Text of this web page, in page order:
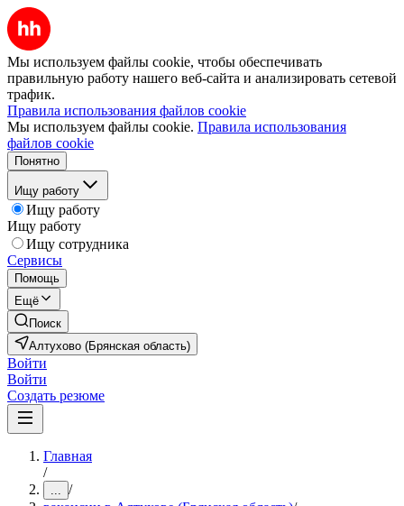
Мы используем файлы cookie, чтобы обеспечивать
правильную работу нашего веб-сайта и анализировать сетевой
трафик.
Правила использования файлов cookie
Мы используем файлы cookie. Правила использования
файлов cookie
Понятно
Ищу работу
Ищу работу
Ищу работу
Ищу сотрудника
Сервисы
Помощь
Ещё
Поиск
Алтухово (Брянская область)
Войти
Войти
Создать резюме
Главная
/
... /